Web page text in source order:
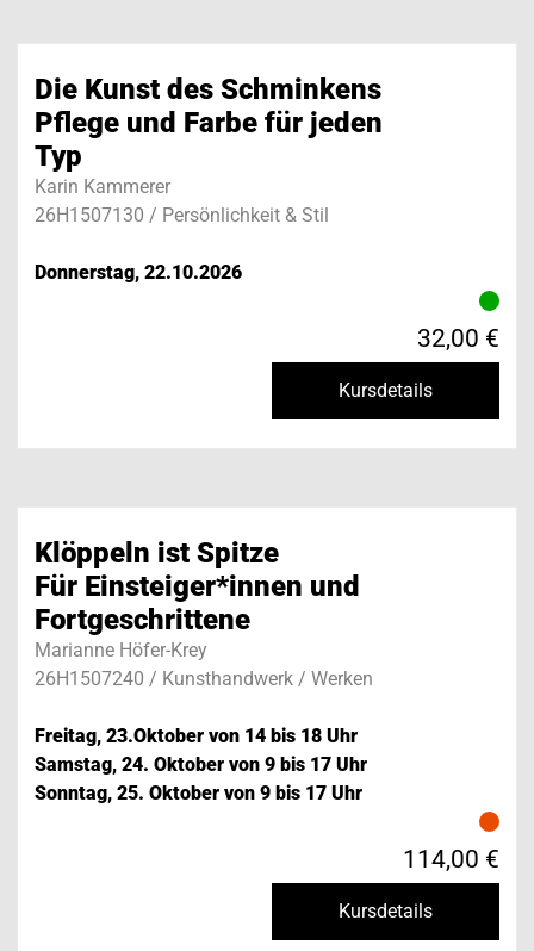
Die Kunst des Schminkens
Pflege und Farbe für jeden
Typ
Karin Kammerer
26H1507130 / Persönlichkeit & Stil
Donnerstag, 22.10.2026
32,00 €
Kursdetails
Klöppeln ist Spitze
Für Einsteiger*innen und
Fortgeschrittene
Marianne Höfer-Krey
26H1507240 / Kunsthandwerk / Werken
Freitag, 23.Oktober von 14 bis 18 Uhr
Samstag, 24. Oktober von 9 bis 17 Uhr
Sonntag, 25. Oktober von 9 bis 17 Uhr
114,00 €
Kursdetails